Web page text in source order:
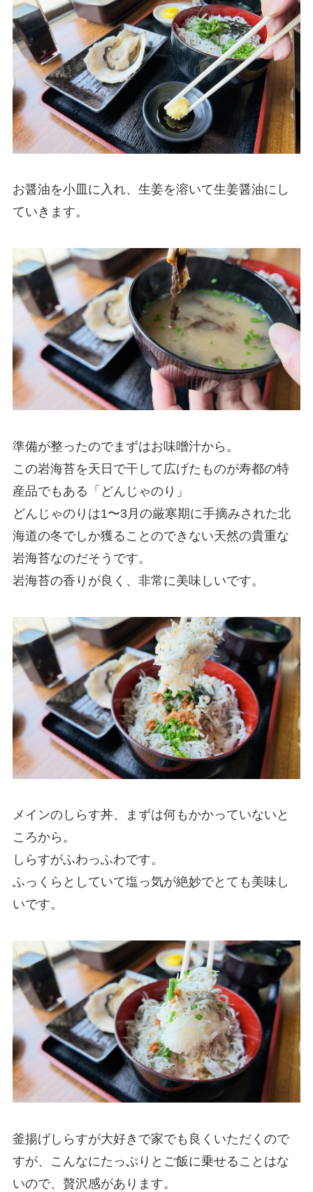
お醤油を小皿に入れ、生姜を溶いて生姜醤油にし
ていきます。
準備が整ったのでまずはお味噌汁から。
この岩海苔を天日で干して広げたものが寿都の特
産品でもある「どんじゃのり」
どんじゃのりは1〜3月の厳寒期に手摘みされた北
海道の冬でしか獲ることのできない天然の貴重な
岩海苔なのだそうです。
岩海苔の香りが良く、非常に美味しいです。
メインのしらす丼、まずは何もかかっていないと
ころから。
しらすがふわっふわです。
ふっくらとしていて塩っ気が絶妙でとても美味し
いです。
釜揚げしらすが大好きで家でも良くいただくので
すが、こんなにたっぷりとご飯に乗せることはな
いので、贅沢感があります。